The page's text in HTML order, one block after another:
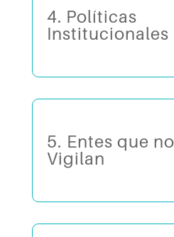
4. Políticas
Institucionales
5. ⁠Entes que
Vigilan